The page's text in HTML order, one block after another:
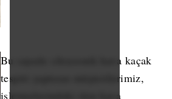
Bu sayede ultrasonik hava kaçak
tespiti yaptıran müşterilerimiz,
işletmelerindeki tüm hava